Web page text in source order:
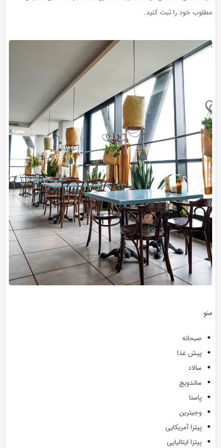
مطلوب خود را ثبت کنید.
منو
صبحانه
پیش غذا
سالاد
ساندویچ
پاستا
وجیترین
پیتزا آمریکایی
پیتزا ایتالیایی